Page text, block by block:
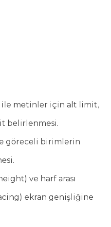
metinler için alt limit,
belirlenmesi.
göreceli birimlerin
ve harf arası
ekran genişliğine